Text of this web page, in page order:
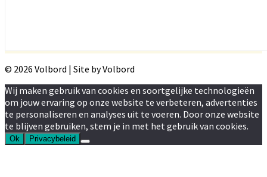
© 2026 Volbord | Site by Volbord
Wij maken gebruik van cookies en soortgelijke technologieën
om jouw ervaring op onze website te verbeteren, advertenties
te personaliseren en analyses uit te voeren. Door onze website
te blijven gebruiken, stem je in met het gebruik van cookies.
Ok Privacybeleid